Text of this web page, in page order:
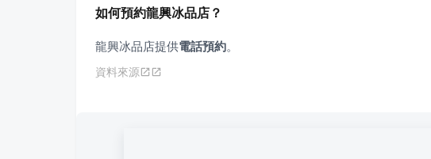
如何預約龍興冰品店？
龍興冰品店提供電話預約。
資料來源